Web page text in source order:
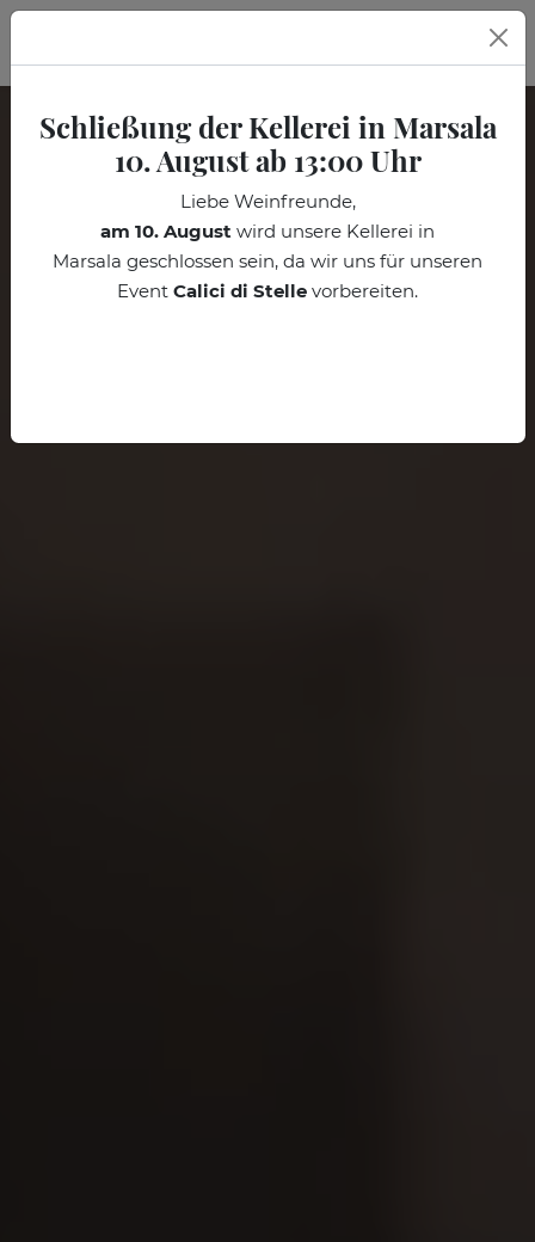
DE
Schließung der Kellerei in Marsala
10. August ab 13:00 Uhr
Liebe Weinfreunde,
am 10. August wird unsere Kellerei in
Marsala geschlossen sein, da wir uns für unseren
Event Calici di Stelle vorbereiten.